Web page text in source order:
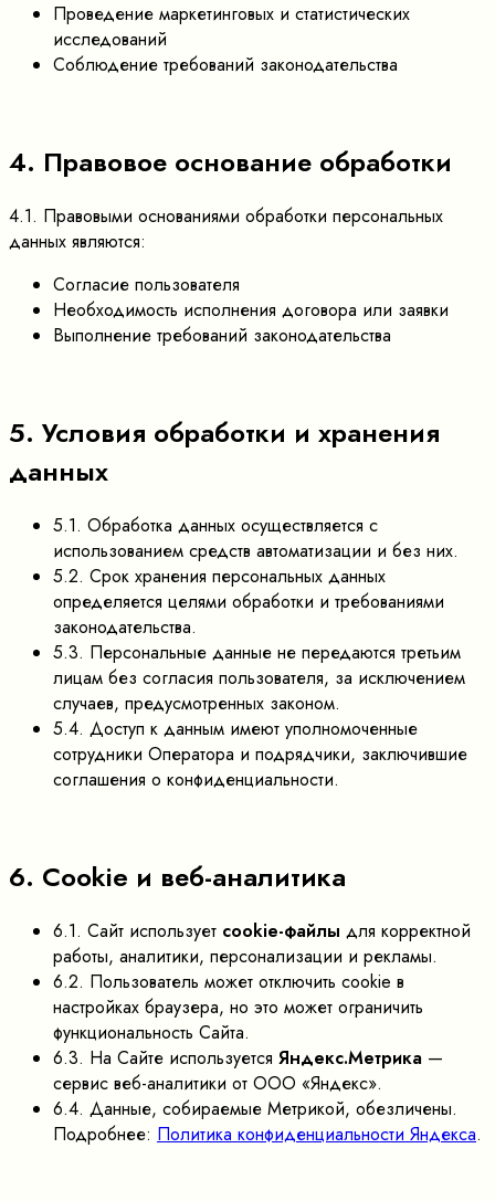
Проведение маркетинговых и статистических
исследований
Соблюдение требований законодательства
4. Правовое основание обработки
4.1. Правовыми основаниями обработки персональных
данных являются:
Согласие пользователя
Необходимость исполнения договора или заявки
Выполнение требований законодательства
5. Условия обработки и хранения
данных
5.1. Обработка данных осуществляется с
использованием средств автоматизации и без них.
5.2. Срок хранения персональных данных
определяется целями обработки и требованиями
законодательства.
5.3. Персональные данные не передаются третьим
лицам без согласия пользователя, за исключением
случаев, предусмотренных законом.
5.4. Доступ к данным имеют уполномоченные
сотрудники Оператора и подрядчики, заключившие
соглашения о конфиденциальности.
6. Cookie и веб-аналитика
6.1. Сайт использует cookie-файлы для корректной
работы, аналитики, персонализации и рекламы.
6.2. Пользователь может отключить cookie в
настройках браузера, но это может ограничить
функциональность Сайта.
6.3. На Сайте используется Яндекс.Метрика —
сервис веб-аналитики от ООО «Яндекс».
6.4. Данные, собираемые Метрикой, обезличены.
Подробнее: Политика конфиденциальности Яндекса.